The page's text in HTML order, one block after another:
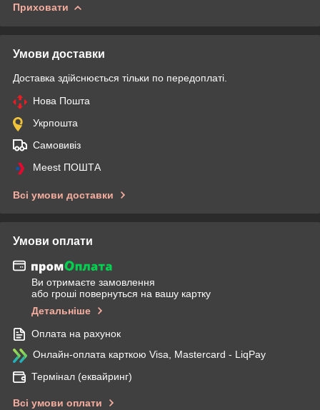
Приховати
Умови доставки
Доставка здійснюється тільки по передоплаті.
Нова Пошта
Укрпошта
Самовивіз
Meest ПОШТА
Всі умови доставки
Умови оплати
Ви отримаєте замовлення
або гроші повернуться на вашу картку
Детальніше
Оплата на рахунок
Онлайн-оплата карткою Visa, Mastercard - LiqPay
Термінал (еквайринг)
Всі умови оплати